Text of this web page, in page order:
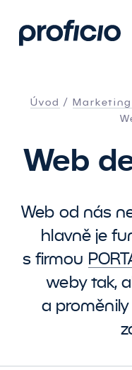
Úvod Marketing
Web
Web od nás
hlavně je
s firmou
weby tak,
a